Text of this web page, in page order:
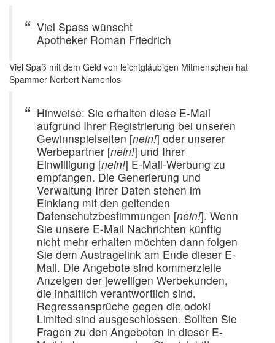
Viel Spass wünscht
Apotheker Roman Friedrich
Viel Spaß mit dem Geld von leichtgläubigen Mitmenschen hat
Spammer Norbert Namenlos
Hinweise: Sie erhalten diese E-Mail
aufgrund Ihrer Registrierung bei unseren
Gewinnspielseiten [nein!] oder unserer
Werbepartner [nein!] und Ihrer
Einwilligung [nein!] E-Mail-Werbung zu
empfangen. Die Generierung und
Verwaltung Ihrer Daten stehen im
Einklang mit den geltenden
Datenschutzbestimmungen [nein!]. Wenn
Sie unsere E-Mail Nachrichten künftig
nicht mehr erhalten möchten dann folgen
Sie dem Austragelink am Ende dieser E-
Mail. Die Angebote sind kommerzielle
Anzeigen der jeweiligen Werbekunden,
die inhaltlich verantwortlich sind.
Regressansprüche gegen die odoki
Limited sind ausgeschlossen. Sollten Sie
Fragen zu den Angeboten in dieser E-